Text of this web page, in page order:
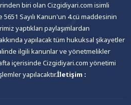
biri olan Cizgidiyari.com isimli
Sayılı Kanun'un 4.cü maddesinin
yaptıkları paylaşımlardan
yapılacak tüm hukuksal şikayetler
ilgili kanunlar ve yönetmelikler
içerisinde Cizgidiyari.com yönetimi
yapılacaktır.İletişim :